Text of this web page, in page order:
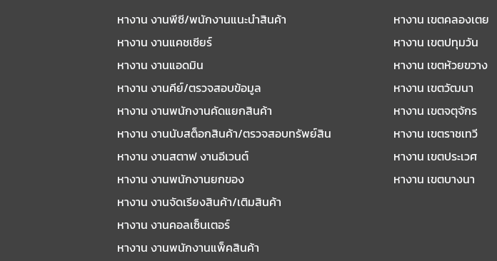
หางาน งานพีซี/พนักงานแนะนําสินค้า
หางาน งานแคชเชียร์
หางาน งานแอดมิน
หางาน งานคีย์/ตรวจสอบข้อมูล
หางาน งานพนักงานคัดแยกสินค้า
หางาน งานนับสต็อกสินค้า/ตรวจสอบทรัพย์สิน
หางาน งานสตาฟ งานอีเวนต์
หางาน งานพนักงานยกของ
หางาน งานจัดเรียงสินค้า/เติมสินค้า
หางาน งานคอลเซ็นเตอร์
หางาน งานพนักงานแพ็คสินค้า
หางาน เขตคลองเตย
หางาน เขตปทุมวัน
หางาน เขตห้วยขวาง
หางาน เขตวัฒนา
หางาน เขตจตุจักร
หางาน เขตราชเทวี
หางาน เขตประเวศ
หางาน เขตบางนา